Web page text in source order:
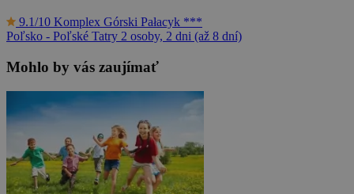
9.1/10 Komplex Górski Pałacyk ***
Poľsko - Poľské Tatry 2 osoby, 2 dni (až 8 dní)
Mohlo by vás zaujímať